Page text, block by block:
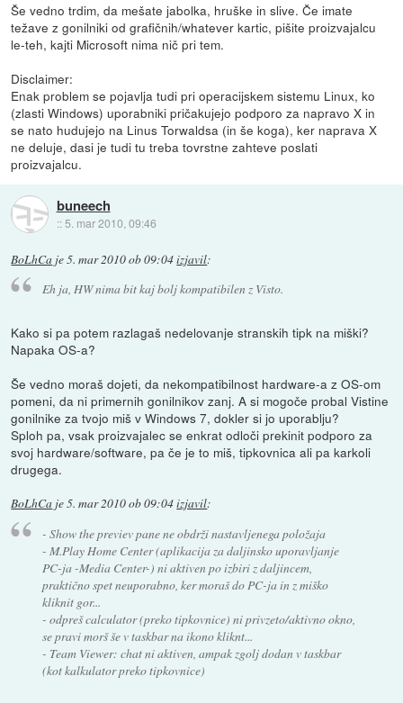
Še vedno trdim, da mešate jabolka, hruške in slive. Če imate
težave z gonilniki od grafičnih/whatever kartic, pišite proizvajalcu
le-teh, kajti Microsoft nima nič pri tem.
Disclaimer:
Enak problem se pojavlja tudi pri operacijskem sistemu Linux, ko
(zlasti Windows) uporabniki pričakujejo podporo za napravo X in
se nato hudujejo na Linus Torwaldsa (in še koga), ker naprava X
ne deluje, dasi je tudi tu treba tovrstne zahteve poslati
proizvajalcu.
buneech
:: 5. mar 2010, 09:46
BoLhCa je5. mar 2010 ob 09:04izjavil:
Eh ja, HW nima bit kaj bolj kompatibilen z Visto.
Kako si pa potem razlagaš nedelovanje stranskih tipk na miški?
Napaka OS-a?
Še vedno moraš dojeti, da nekompatibilnost hardware-a z OS-om
pomeni, da ni primernih gonilnikov zanj. A si mogoče probal Vistine
gonilnike za tvojo miš v Windows 7, dokler si jo uporablju?
Sploh pa, vsak proizvajalec se enkrat odloči prekinit podporo za
svoj hardware/software, pa če je to miš, tipkovnica ali pa karkoli
drugega.
BoLhCa je5. mar 2010 ob 09:04izjavil:
- Show the previev pane ne obdrži nastavljenega položaja
- M.Play Home Center (aplikacija za daljinsko uporavljanje
PC-ja -Media Center-) ni aktiven po izbiri z daljincem,
praktično spet neuporabno, ker moraš do PC-ja in z miško
kliknit gor...
- odpreš calculator (preko tipkovnice) ni privzeto/aktivno okno,
se pravi morš še v taskbar na ikono kliknt...
- Team Viewer: chat ni aktiven, ampak zgolj dodan v taskbar
(kot kalkulator preko tipkovnice)